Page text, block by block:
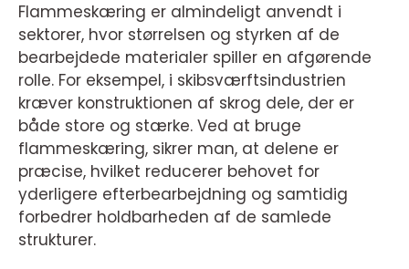
Flammeskæring er almindeligt anvendt i
sektorer, hvor størrelsen og styrken af de
bearbejdede materialer spiller en afgørende
rolle. For eksempel, i skibsværftsindustrien
kræver konstruktionen af skrog dele, der er
både store og stærke. Ved at bruge
flammeskæring, sikrer man, at delene er
præcise, hvilket reducerer behovet for
yderligere efterbearbejdning og samtidig
forbedrer holdbarheden af de samlede
strukturer.